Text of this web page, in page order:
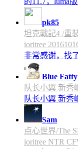
pk85
坦克戰記4 /重
ioritree
非常感谢，找
Blue Fatty
队长小翼 新秀
队长小翼 新秀
Sam
点心世界/The
ioritree NTR